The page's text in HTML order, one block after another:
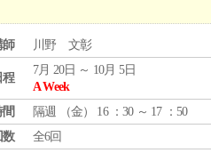
師 川野 文彰
程
7月 20日 ～ 10月 5日
A Week
間
隔週 （金） 16 ：30 ～ 17 ：50
数
全6回